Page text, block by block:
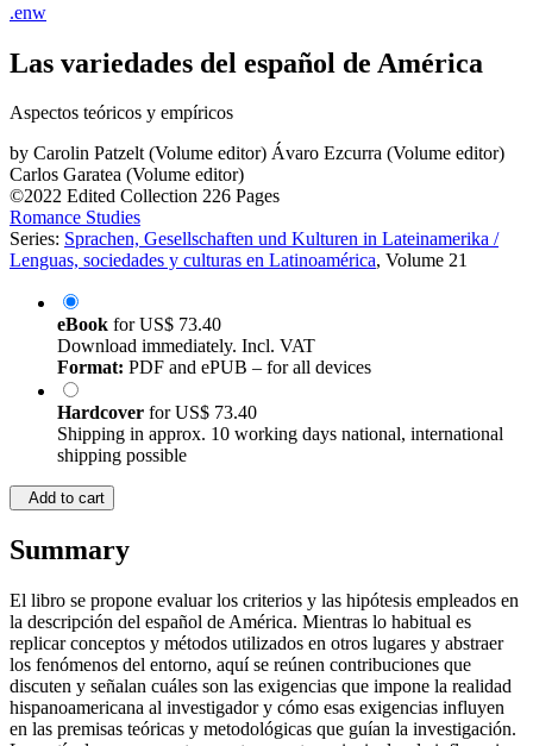
.enw
Las variedades del español de América
Aspectos teóricos y empíricos
by Carolin Patzelt (Volume editor) Ávaro Ezcurra (Volume editor)
Carlos Garatea (Volume editor)
©2022 Edited Collection 226 Pages
Romance Studies
Series: Sprachen, Gesellschaften und Kulturen in Lateinamerika /
Lenguas, sociedades y culturas en Latinoamérica, Volume 21
eBook forUS$ 73.40
Download immediately. Incl. VAT
Format: PDF and ePUB – for all devices
Hardcover forUS$ 73.40
Shipping in approx. 10 working days national, international
shipping possible
Add to cart
Summary
El libro se propone evaluar los criterios y las hipótesis empleados en
la descripción del español de América. Mientras lo habitual es
replicar conceptos y métodos utilizados en otros lugares y abstraer
los fenómenos del entorno, aquí se reúnen contribuciones que
discuten y señalan cuáles son las exigencias que impone la realidad
hispanoamericana al investigador y cómo esas exigencias influyen
en las premisas teóricas y metodológicas que guían la investigación.